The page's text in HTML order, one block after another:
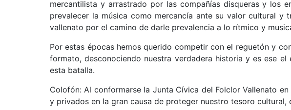
mercantilista y arrastrado por las compañías disqueras y los
prevalecer la música como mercancía ante su valor cultural y
vallenato por el camino de darle prevalencia a lo rítmico y
Por estas épocas hemos querido competir con el reguetón y
formato, desconociendo nuestra verdadera historia y es ese
esta batalla.
Colofón: Al conformarse la Junta Cívica del Folclor Vallenato
y privados en la gran causa de proteger nuestro tesoro cultural,